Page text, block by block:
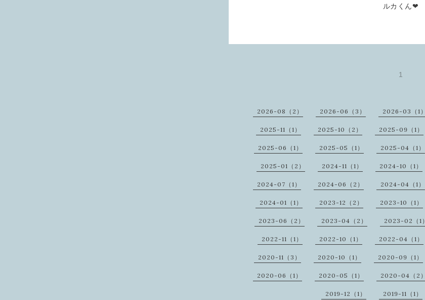
ルカくん❤
1
2026-08（2） 2026-06（3） 2026-03（1）
2025-11（1） 2025-10（2） 2025-09（1）
2025-06（1） 2025-05（1） 2025-04（1）
2025-01（2） 2024-11（1） 2024-10（1）
2024-07（1） 2024-06（2） 2024-04（1）
2024-01（1） 2023-12（2） 2023-10（1）
2023-06（2） 2023-04（2） 2023-02（1）
2022-11（1） 2022-10（1） 2022-04（1）
2020-11（3） 2020-10（1） 2020-09（1）
2020-06（1） 2020-05（1） 2020-04（2）
2019-12（1） 2019-11（1）